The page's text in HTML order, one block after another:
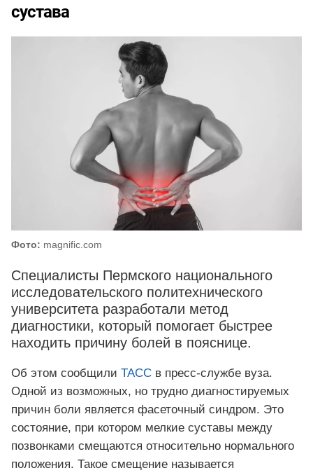
сустава
Фото: magnific.com
Специалисты Пермского национального
исследовательского политехнического
университета разработали метод
диагностики, который помогает быстрее
находить причину болей в пояснице.
Об этом сообщили ТАСС в пресс‑службе вуза.
Одной из возможных, но трудно диагностируемых
причин боли является фасеточный синдром. Это
состояние, при котором мелкие суставы между
позвонками смещаются относительно нормального
положения. Такое смещение называется